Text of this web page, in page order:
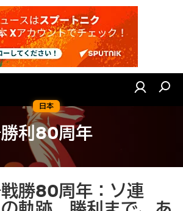
日本
利80周年
勝80周年：ソ連